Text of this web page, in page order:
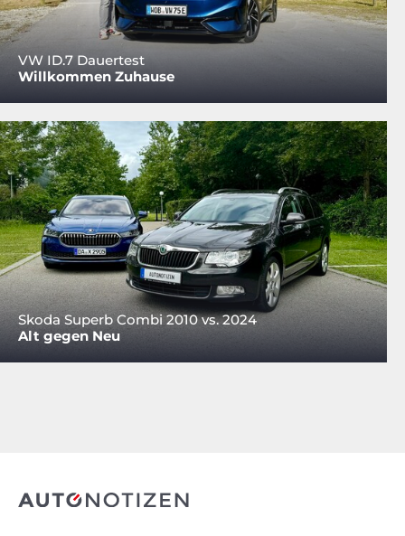
VW ID.7 Dauertest
Willkommen Zuhause
Skoda Superb Combi 2010 vs. 2024
Alt gegen Neu